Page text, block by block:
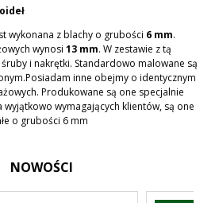
wykonana z blachy o grubości 6 mm.
wynosi 13 mm. W zestawie z tą
i nakrętki. Standardowo malowane są
inne obejmy o identycznym
Produkowane są one specjalnie
wymagających klientów, są one
o grubości 6 mm
NOWOŚCI